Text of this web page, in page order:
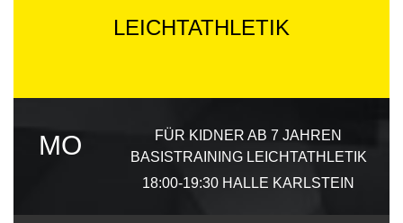
LEICHTATHLETIK
MO
FÜR KIDNER AB 7 JAHREN
BASISTRAINING LEICHTATHLETIK
18:00-19:30 HALLE KARLSTEIN